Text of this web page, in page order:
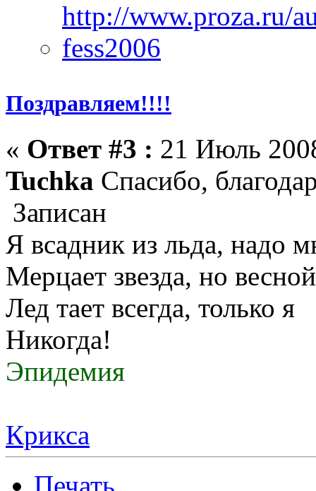
Поздравляем!!!!
« Ответ #3 : 21 Июль
Tuchka Спасибо,
Записан
Я всадник из льда, надо
Мерцает звезда, но весной
Лед тает всегда, только я
Никогда!
Эпидемия
Крикса
Печать